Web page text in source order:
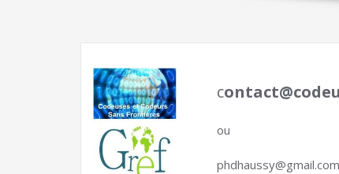
c
ou
phdhaussy@gmail.com